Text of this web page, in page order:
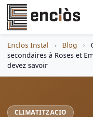
Enclos Instal › Blog ›
secondaires à Roses et
devez savoir
CLIMATITZACIO